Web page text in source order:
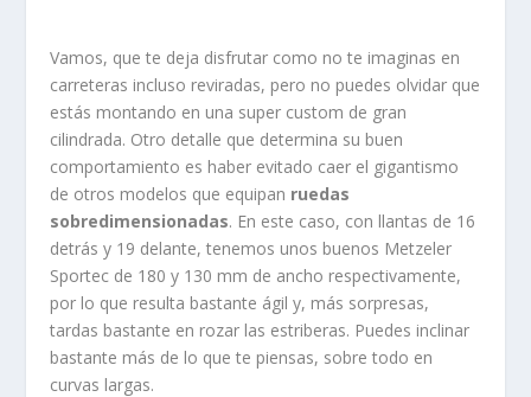
Vamos, que te deja disfrutar como no te imaginas en
carreteras incluso reviradas, pero no puedes olvidar que
estás montando en una super custom de gran
cilindrada. Otro detalle que determina su buen
comportamiento es haber evitado caer el gigantismo
de otros modelos que equipan ruedas
sobredimensionadas. En este caso, con llantas de 16
detrás y 19 delante, tenemos unos buenos Metzeler
Sportec de 180 y 130 mm de ancho respectivamente,
por lo que resulta bastante ágil y, más sorpresas,
tardas bastante en rozar las estriberas. Puedes inclinar
bastante más de lo que te piensas, sobre todo en
curvas largas.